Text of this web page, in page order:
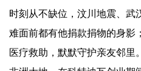
时刻从不缺位，汶川地震、武
难面前都有他捐款捐物的身影
医疗救助，默默守护亲友邻里